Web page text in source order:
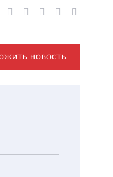
новость